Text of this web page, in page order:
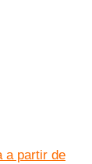
a partir de